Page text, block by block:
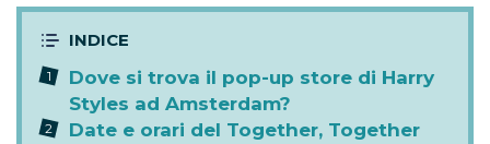
Dove si trova il pop-up store di Harry
Styles ad Amsterdam?
Date e orari del Together, Together